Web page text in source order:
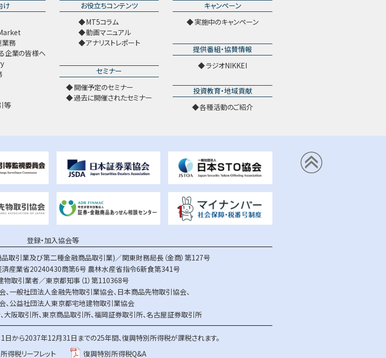
け
務
企業の皆様へ
等
お役立ちコンテンツ
MT5コラム
動画マニュアル
アナリストレポート
セミナー
開催予定のセミナー
過去に開催されたセミナー
キャンペーン
実施中のキャンペーン
提供番組・協賛情報
ラジオNIKKEI
投資教育・地域貢献
各種活動のご紹介
登録・加入協会等
取引業及び第二種金融商品取引業)／関東財務局長（金商）第127号
産業省20240430商第6号 農林水産省指令6新食第341号
物取引業者／東京都知事（1）第110368号
、 一般社団法人金融先物取引業協会、 日本商品先物取引協会、
、 公益社団法人東京都宅地建物取引業協会
、大阪取引所、東京商品取引所、福岡証券取引所、名古屋証券取引所
日から2037年12月31日までの25年間、復興特別所得税が課税されます。
得税リーフレット
復興特別所得税Q&A